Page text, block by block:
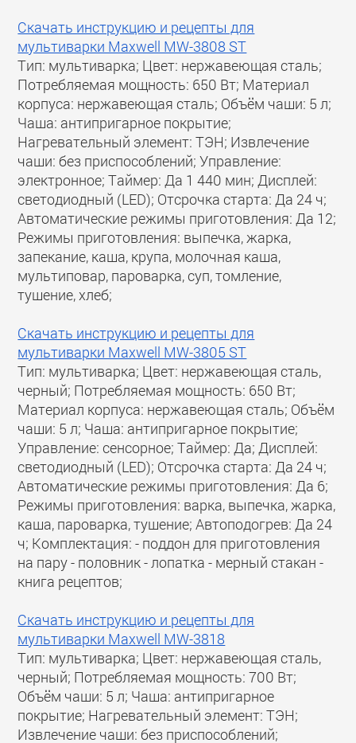
Скачать инструкцию и рецепты для
мультиварки Maxwell MW-3808 ST
Тип: мультиварка; Цвет: нержавеющая сталь;
Потребляемая мощность: 650 Вт; Материал
корпуса: нержавеющая сталь; Объём чаши: 5 л;
Чаша: антипригарное покрытие;
Нагревательный элемент: ТЭН; Извлечение
чаши: без приспособлений; Управление:
электронное; Таймер: Да 1 440 мин; Дисплей:
светодиодный (LED); Отсрочка старта: Да 24 ч;
Автоматические режимы приготовления: Да 12;
Режимы приготовления: выпечка, жарка,
запекание, каша, крупа, молочная каша,
мультиповар, пароварка, суп, томление,
тушение, хлеб;
Скачать инструкцию и рецепты для
мультиварки Maxwell MW-3805 ST
Тип: мультиварка; Цвет: нержавеющая сталь,
черный; Потребляемая мощность: 650 Вт;
Материал корпуса: нержавеющая сталь; Объём
чаши: 5 л; Чаша: антипригарное покрытие;
Управление: сенсорное; Таймер: Да; Дисплей:
светодиодный (LED); Отсрочка старта: Да 24 ч;
Автоматические режимы приготовления: Да 6;
Режимы приготовления: варка, выпечка, жарка,
каша, пароварка, тушение; Автоподогрев: Да 24
ч; Комплектация: - поддон для приготовления
на пару - половник - лопатка - мерный стакан -
книга рецептов;
Скачать инструкцию и рецепты для
мультиварки Maxwell MW-3818
Тип: мультиварка; Цвет: нержавеющая сталь,
черный; Потребляемая мощность: 700 Вт;
Объём чаши: 5 л; Чаша: антипригарное
покрытие; Нагревательный элемент: ТЭН;
Извлечение чаши: без приспособлений;